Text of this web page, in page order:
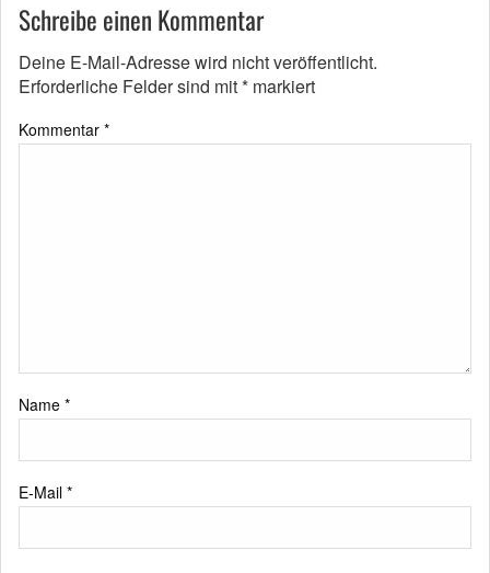
Schreibe einen Kommentar
Deine E-Mail-Adresse wird nicht veröffentlicht.
Erforderliche Felder sind mit* markiert
Kommentar *
Name *
E-Mail *